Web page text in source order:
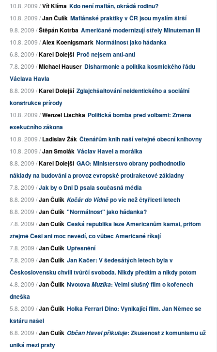
10.8. 2009 /Vít Klíma Kdo není mafián, okrádá rodinu?
10.8. 2009 /Jan Čulík Mafiánské praktiky v ČR jsou myslím širší
9.8. 2009 /Štěpán Kotrba Američané modernizují střely Minuteman III
10.8. 2009 /Alex Koenigsmark Normálnost jako hádanka
6.8. 2009 /Karel Dolejší Proč nejsem anti-anti
7.8. 2009 /Michael Hauser Disharmonie a politika kosmického řádu
Václava Havla
8.8. 2009 /Karel Dolejší Zglajchšaltování neidentického a sociální
konstrukce přírody
10.8. 2009 /Wenzel Lischka Politická bomba před volbami: Změna
exekučního zákona
10.8. 2009 /Ladislav Žák Čtenářům knih naší veřejné obecní knihovny
10.8. 2009 /Jan Smolák Václav Havel a morálka
8.8. 2009 /Karel Dolejší GAO: Ministerstvo obrany podhodnotilo
náklady na budování a provoz evropské protiraketové základny
7.8. 2009 /Jak by o Dni D psala současná média
8.8. 2009 /Jan Čulík Kočár do Vídněpo víc než čtyřiceti letech
8.8. 2009 /Jan Čulík "Normálnost" jako hádanka?
7.8. 2009 /Jan Čulík Česká republika leze Američanům kamsi, přitom
zřejmě Češi ani moc nevědí, co vůbec Američané říkají
7.8. 2009 /Jan Čulík Upřesnění
7.8. 2009 /Jan Čulík Jan Kačer: V šedesátých letech byla v
Československu chvíli tvůrčí svoboda. Nikdy předtím a nikdy potom
4.8. 2009 /Jan Čulík NvotovaMuzika: Velmi slušný film o kořenech
dneška
5.8. 2009 /Jan Čulík Holka Ferrari Dino: Vynikající film. Jan Němec se
kstáru našel
6.8. 2009 /Jan Čulík Občan Havel přikuluje: Zkušenost z komunismu už
uniká mezi prsty